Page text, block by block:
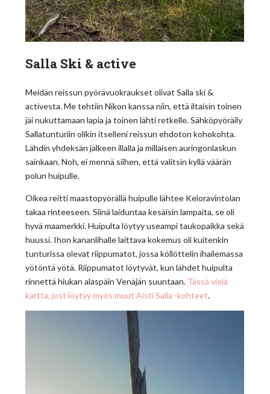
Salla Ski & active
Meidän reissun pyörävuokraukset olivat Salla ski &
activesta. Me tehtiin Nikon kanssa niin, että iltaisin toinen
jäi nukuttamaan lapia ja toinen lähti retkelle. Sähköpyöräily
Sallatunturiin olikin itselleni reissun ehdoton kohokohta.
Lähdin yhdeksän jälkeen illalla ja millaisen auringonlaskun
sainkaan. Noh, ei mennä siihen, että valitsin kyllä väärän
polun huipulle.
Oikea reitti maastopyörällä huipulle lähtee Keloravintolan
takaa rinteeseen. Siinä laiduntaa kesäisin lampaita, se oli
hyvä maamerkki. Huipulta löytyy useampi taukopaikka sekä
huussi. Ihon kananlihalle laittava kokemus oli kuitenkin
tunturissa olevat riippumatot, jossa köllöttelin ihailemassa
yötöntä yötä. Riippumatot löytyvät, kun lähdet huipulta
rinnettä hiukan alaspäin Venäjän suuntaan. Tässä vielä
kartta, jost löytyy myös muut Aisti Salla -kohteet.